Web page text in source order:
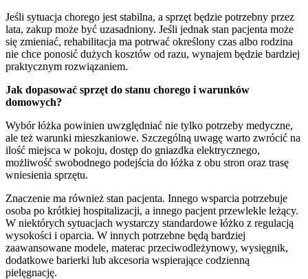
Jeśli sytuacja chorego jest stabilna, a sprzęt będzie potrzebny przez
lata, zakup może być uzasadniony. Jeśli jednak stan pacjenta może
się zmieniać, rehabilitacja ma potrwać określony czas albo rodzina
nie chce ponosić dużych kosztów od razu, wynajem będzie bardziej
praktycznym rozwiązaniem.
Jak dopasować sprzęt do stanu chorego i warunków
domowych?
Wybór łóżka powinien uwzględniać nie tylko potrzeby medyczne,
ale też warunki mieszkaniowe. Szczególną uwagę warto zwrócić na
ilość miejsca w pokoju, dostęp do gniazdka elektrycznego,
możliwość swobodnego podejścia do łóżka z obu stron oraz trasę
wniesienia sprzętu.
Znaczenie ma również stan pacjenta. Innego wsparcia potrzebuje
osoba po krótkiej hospitalizacji, a innego pacjent przewlekle leżący.
W niektórych sytuacjach wystarczy standardowe łóżko z regulacją
wysokości i oparcia. W innych potrzebne będą bardziej
zaawansowane modele, materac przeciwodleżynowy, wysięgnik,
dodatkowe barierki lub akcesoria wspierające codzienną
pielęgnację.